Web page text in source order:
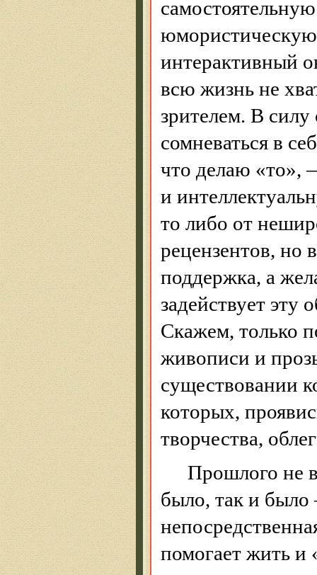
юмористическую
интерактивный
всю жизнь не
зрителем. В силу
сомневаться в
что делаю «то»,
и
то либо от
рецензентов, но
поддержка, а
задействует эту
Скажем, только
живописи и
существовании
которых,
творчества,
Прошлого не
было, так и было
помогает жить и